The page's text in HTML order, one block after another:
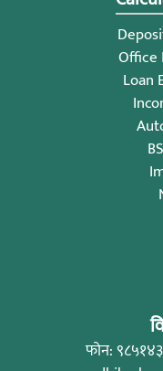
Office
Loan
फोन: